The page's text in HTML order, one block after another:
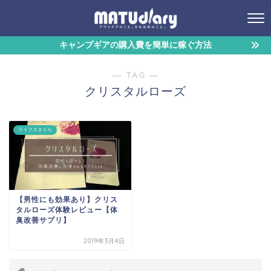
キャンプギアの購入費を簡単に稼ぐ方法
― TAG ―
クリスタルローズ
ライフスタイル
【男性にも効果あり】クリス
タルローズ体験レビュー【体
臭改善サプリ】
2019年3月4日